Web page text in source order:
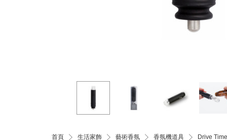
首頁 生活家飾 藝術香氛 香氛機道具 Drive